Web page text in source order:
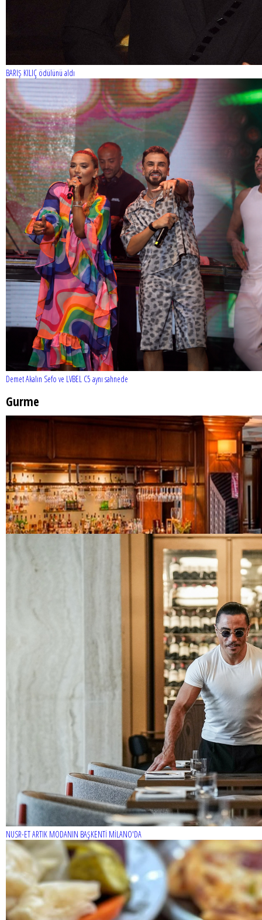
BARIŞ KILIÇ ödülünü aldı
Demet Akalın Sefo ve LVBEL C5 aynı sahnede
Gurme
EĞLENCE HAYATINA YENİ SOLUK: Gabbro Dream Theatre
NUSR-ET ARTIK MODANIN BAŞKENTİ MİLANO'DA